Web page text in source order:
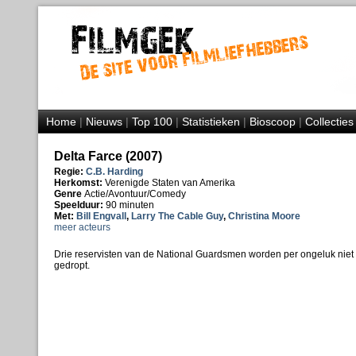
Home|Nieuws|Top 100|Statistieken|Bioscoop|Collecties
Delta Farce (2007)
Regie: C.B. Harding
Herkomst: Verenigde Staten van Amerika
Genre Actie/Avontuur/Comedy
Speelduur: 90 minuten
Met: Bill Engvall , Larry The Cable Guy, Christina Moore
meer acteurs
Drie reservisten van de National Guardsmen worden per ongeluk
gedropt.